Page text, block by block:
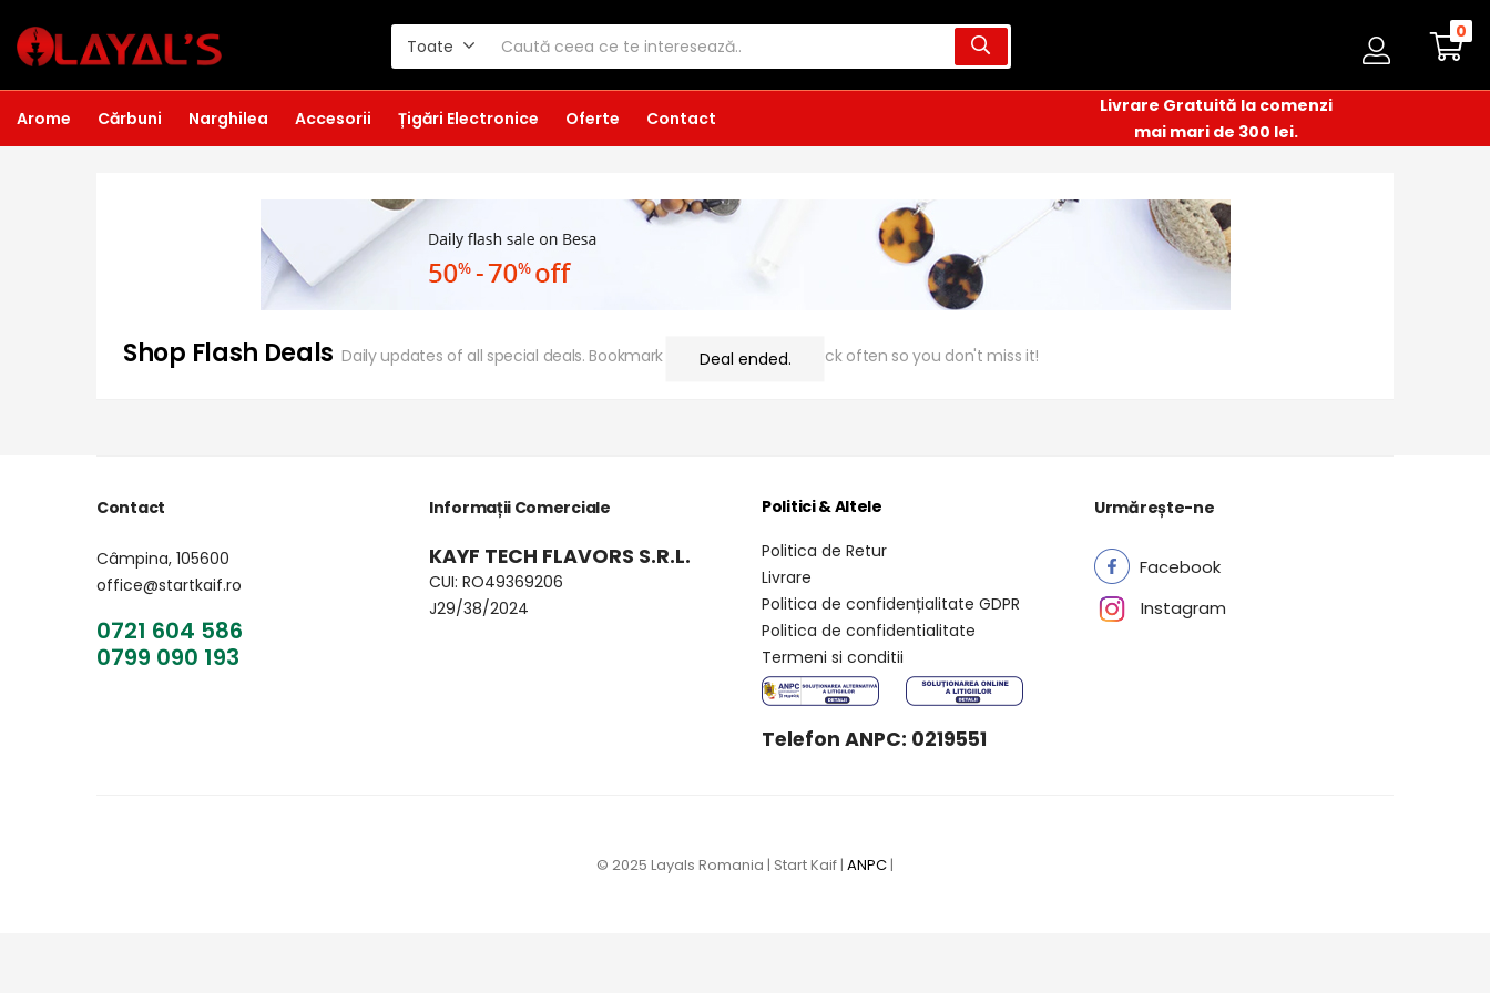
Toate
0
Arome Cărbuni Narghilea Accesorii Țigări Electronice Oferte Contact
Livrare Gratuită la comenzi
mai mari de 300 lei.
Shop Flash Deals Daily updates of all special deals. Bookmark this page & come back often so you don't miss it!
Deal ended.
Contact
Câmpina, 105600
office@startkaif.ro
0721 604 586
0799 090 193
Informații Comerciale
KAYF TECH FLAVORS S.R.L.
CUI: RO49369206
J29/38/2024
Politici & Altele
Politica de Retur
Livrare
Politica de confidențialitate GDPR
Politica de confidentialitate
Termeni si conditii
Telefon ANPC: 0219551
Urmărește-ne
Facebook
Instagram
© 2025 Layals Romania | Start Kaif | ANPC|